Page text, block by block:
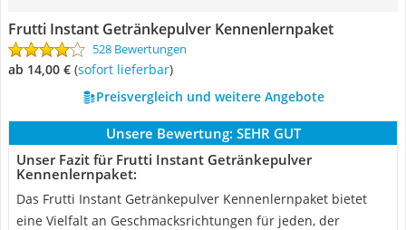
Frutti Instant Getränkepulver Kennenlernpaket
528 Bewertungen
ab 14,00 € ( Sofort lieferbar)
Preisvergleich und weitere Angebote
Unsere Bewertung: SEHR GUT
Unser Fazit für Frutti Instant Getränkepulver
Kennenlernpaket:
Das Frutti Instant Getränkepulver Kennenlernpaket bietet
eine Vielfalt an Geschmacksrichtungen für jeden, der